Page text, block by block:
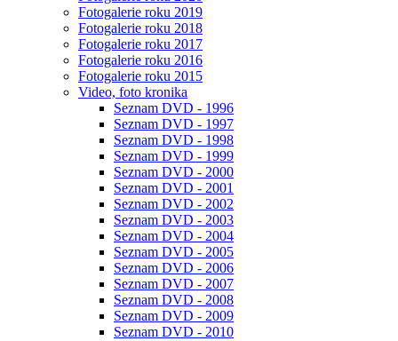
Fotogalerie roku 2019
Fotogalerie roku 2018
Fotogalerie roku 2017
Fotogalerie roku 2016
Fotogalerie roku 2015
Video, foto kronika
Seznam DVD - 1996
Seznam DVD - 1997
Seznam DVD - 1998
Seznam DVD - 1999
Seznam DVD - 2000
Seznam DVD - 2001
Seznam DVD - 2002
Seznam DVD - 2003
Seznam DVD - 2004
Seznam DVD - 2005
Seznam DVD - 2006
Seznam DVD - 2007
Seznam DVD - 2008
Seznam DVD - 2009
Seznam DVD - 2010